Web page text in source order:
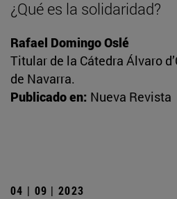
¿Qué es la solidaridad?
Rafael Domingo Oslé
Titular de la Cátedra Álvaro
de Navarra.
Publicado en: Nueva Revista
04 | 09 | 2023